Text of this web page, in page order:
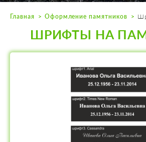
Пн. — Пт. с 10:00 до
Воскресенье по
Главная Оформление памятников
ШРИФТЫ НА